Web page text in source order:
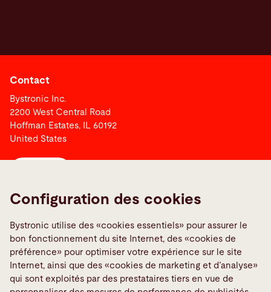
Contact
Bystronic Inc.
2200 West Central Road
Hoffman Estates, IL 60192
United States
Signaler une erreur
Media Center
TeamViewer
Quality policies
Configuration des cookies
Bystronic utilise des «cookies essentiels» pour assurer le
bon fonctionnement du site Internet, des «cookies de
préférence» pour optimiser votre expérience sur le site
Internet, ainsi que des «cookies de marketing et d’analyse»
qui sont exploités par des prestataires tiers en vue de